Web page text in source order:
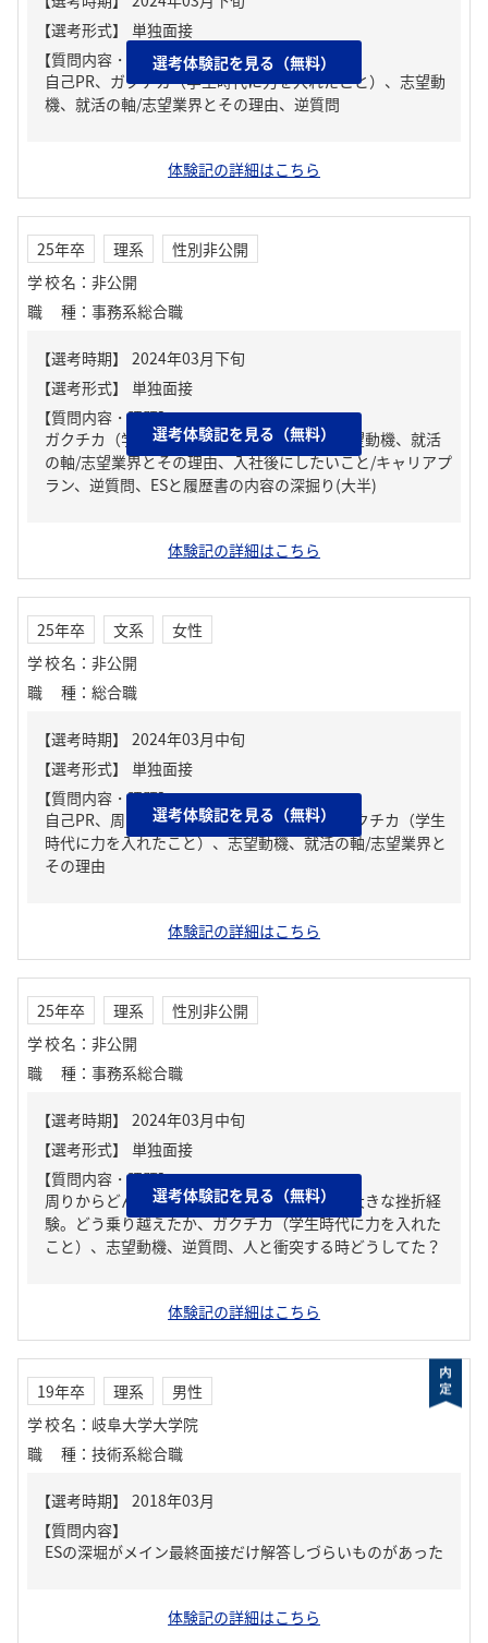
【質問内容・課題】
自己PR、ガクチカ（学生時代に力を入れたこと）、志望動
機、就活の軸/志望業界とその理由、逆質問
選考体験記を見る（無料）
体験記の詳細はこちら
25年卒 理系
性別非公開
学校名 ： 非公開
職種 ： 事務系総合職
【質問内容・課題】
ガクチカ（学生時代に力を入れたこと）、志望動機、就活
の軸/志望業界とその理由、入社後にしたいこと/キャリアプ
ラン、逆質問、ESと履歴書の内容の深掘り(大半)
選考体験記を見る（無料）
体験記の詳細はこちら
25年卒 文系
女性
学校名 ： 非公開
職種 ： 総合職
【質問内容・課題】
自己PR、周りからどんな人といわれる？、ガクチカ（学生
時代に力を入れたこと）、志望動機、就活の軸/志望業界と
その理由
選考体験記を見る（無料）
体験記の詳細はこちら
25年卒 理系
性別非公開
学校名 ： 非公開
職種 ： 事務系総合職
【質問内容・課題】
周りからどんな人といわれる？、人生の中で大きな挫折経
験。どう乗り越えたか、ガクチカ（学生時代に力を入れた
こと）、志望動機、逆質問、人と衝突する時どうしてた？
選考体験記を見る（無料）
体験記の詳細はこちら
19年卒 理系
男性
学校名 ： 岐阜大学大学院
職種 ： 技術系総合職
【質問内容】
ESの深堀がメイン最終面接だけ解答しづらいものがあった
体験記の詳細はこちら